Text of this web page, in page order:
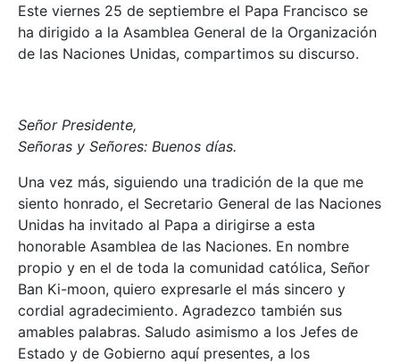
Este viernes 25 de septiembre el Papa Francisco se
ha dirigido a la Asamblea General de la Organización
de las Naciones Unidas, compartimos su discurso.
Señor Presidente,
Señoras y Señores: Buenos días.
Una vez más, siguiendo una tradición de la que me
siento honrado, el Secretario General de las Naciones
Unidas ha invitado al Papa a dirigirse a esta
honorable Asamblea de las Naciones. En nombre
propio y en el de toda la comunidad católica, Señor
Ban Ki-moon, quiero expresarle el más sincero y
cordial agradecimiento. Agradezco también sus
amables palabras. Saludo asimismo a los Jefes de
Estado y de Gobierno aquí presentes, a los